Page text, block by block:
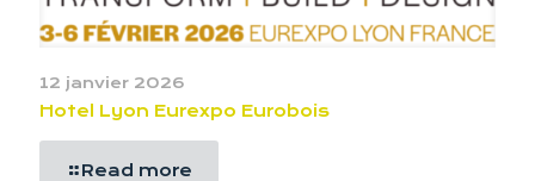
12 janvier 2026
Hotel Lyon Eurexpo Eurobois
Read more